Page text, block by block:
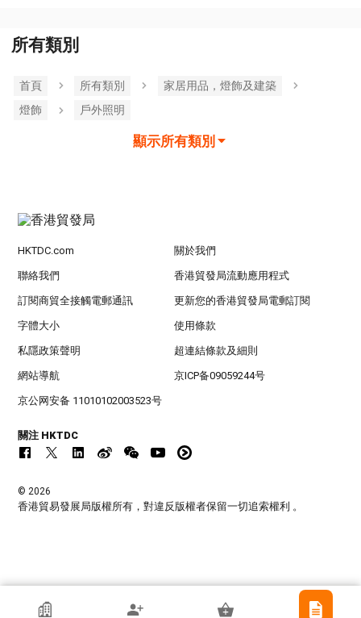
所有類別
首頁 所有類別
家居用品，燈飾及建築
燈飾
戶外照明
顯示所有類別
香港貿發局參展商
HKTDC.com 關於我們
聯絡我們 香港貿發局流動應用程式
訂閱商貿全接觸電郵通訊 更新您的香港貿發局電郵訂閱
字體大小 使用條款
私隱政策聲明 超連結條款及細則
網站導航 京ICP备09059244号
京公网安备 11010102003523号
關注 HKTDC
© 2026
香港貿易發展局版權所有，對違反版權者保留一切追索權利 。